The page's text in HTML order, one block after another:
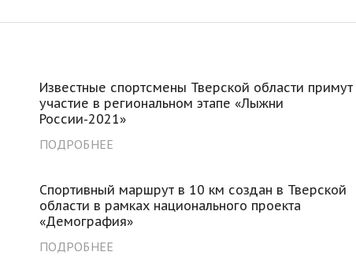
Известные спортсмены Тверской области примут
участие в региональном этапе «Лыжни
России-2021»
ПОДРОБНЕЕ
Спортивный маршрут в 10 км создан в Тверской
области в рамках национального проекта
«Демография»
ПОДРОБНЕЕ